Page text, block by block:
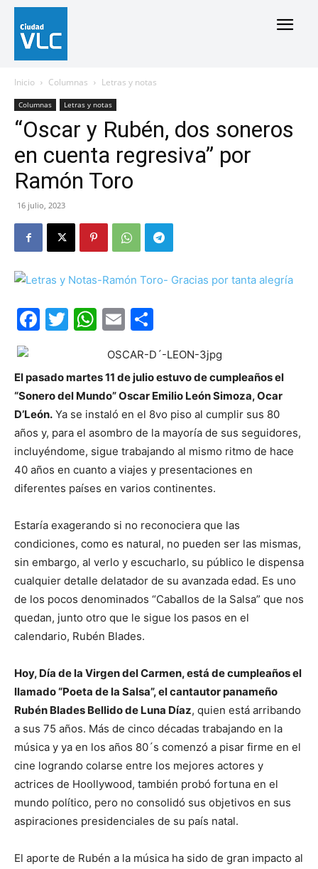
Inicio Columnas Letras y notas
Columnas Letras y notas
“Oscar y Rubén, dos soneros
en cuenta regresiva” por
Ramón Toro
16 julio, 2023
Facebook
Twitter
WhatsApp
Email
El pasado martes 11 de julio estuvo de cumpleaños el
“Sonero del Mundo” Oscar Emilio León Simoza, Ocar
D’León. Ya se instaló en el 8vo piso al cumplir sus 80
años y, para el asombro de la mayoría de sus seguidores,
incluyéndome, sigue trabajando al mismo ritmo de hace
40 años en cuanto a viajes y presentaciones en
diferentes países en varios continentes.
Estaría exagerando si no reconociera que las
condiciones, como es natural, no pueden ser las mismas,
sin embargo, al verlo y escucharlo, su público le dispensa
cualquier detalle delatador de su avanzada edad. Es uno
de los pocos denominados “Caballos de la Salsa” que nos
quedan, junto otro que le sigue los pasos en el
calendario, Rubén Blades.
Hoy, Día de la Virgen del Carmen, está de cumpleaños el
llamado “Poeta de la Salsa”, el cantautor panameño
Rubén Blades Bellido de Luna Díaz, quien está arribando
a sus 75 años. Más de cinco décadas trabajando en la
música y ya en los años 80´s comenzó a pisar firme en el
cine logrando colarse entre los mejores actores y
actrices de Hoollywood, también probó fortuna en el
mundo político, pero no consolidó sus objetivos en sus
aspiraciones presidenciales de su país natal.
El aporte de Rubén a la música ha sido de gran impacto al